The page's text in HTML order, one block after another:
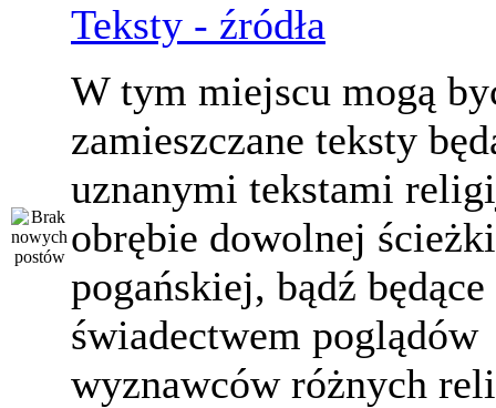
Teksty - źródła
W tym miejscu mogą
zamieszczane teksty
uznanymi tekstami
obrębie dowolnej ścieżki
pogańskiej, bądź będące
świadectwem poglądów
wyznawców różnych